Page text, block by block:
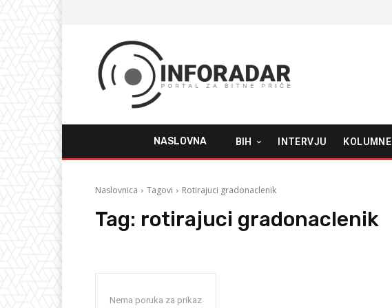
NASLOVNA BIH INTERVJU KOLUMNE
Naslovnica Tagovi Rotirajuci gradonaclenik
Tag: rotirajuci gradonaclenik
Nema poruka za prikaz